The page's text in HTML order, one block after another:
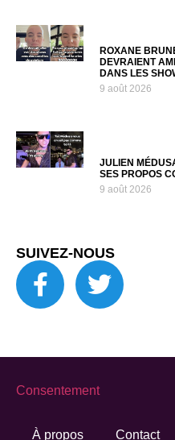
ROXANE
DEVRAIENT
DANS LES
9 août 2026
JULIEN
SES PROPOS
9 août 2026
SUIVEZ-NOUS
À propos Contact
Consentement